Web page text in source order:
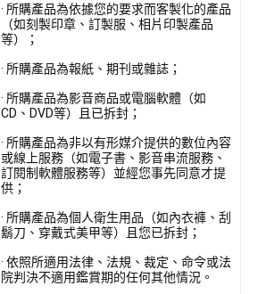
· 所購產品為依據您的要求而客製化的產品
（如刻製印章、訂製服、相片印製產品
等）；
· 所購產品為報紙、期刊或雜誌；
· 所購產品為影音商品或電腦軟體（如
CD、DVD等）且已拆封；
· 所購產品為非以有形媒介提供的數位內容
或線上服務（如電子書、影音串流服務、
訂閱制軟體服務等）並經您事先同意才提
供；
· 所購產品為個人衛生用品（如內衣褲、刮
鬍刀、穿戴式美甲等）且您已拆封；
· 依照所適用法律、法規、裁定、命令或法
院判決不適用鑑賞期的任何其他情況。